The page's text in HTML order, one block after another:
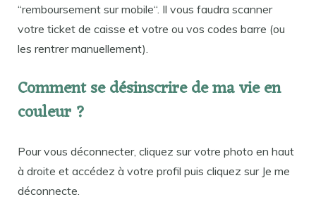
“remboursement sur mobile“. Il vous faudra scanner
votre ticket de caisse et votre ou vos codes barre (ou
les rentrer manuellement).
Comment se désinscrire de ma vie en
couleur ?
Pour vous déconnecter, cliquez sur votre photo en haut
à droite et accédez à votre profil puis cliquez sur Je me
déconnecte.